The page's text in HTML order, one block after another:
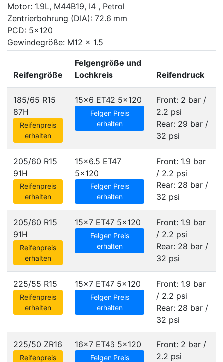
Motor: 1.9L, M44B19, I4 , Petrol
Zentrierbohrung (DIA): 72.6 mm
PCD: 5x120
Gewindegröße: M12 x 1.5
Reifengröße
Felgengröße und
Lochkreis
Reifendruck
185/65 R15
87H
Reifenpreis
erhalten
15x6 ET42 5x120
Felgen Preis
erhalten
Front: 2 bar /
2.2 psi
Rear: 29 bar /
32 psi
205/60 R15
91H
Reifenpreis
erhalten
15x6.5 ET47
5x120
Felgen Preis
erhalten
Front: 1.9 bar
/ 2.2 psi
Rear: 28 bar /
32 psi
205/60 R15
91H
Reifenpreis
erhalten
15x7 ET47 5x120
Felgen Preis
erhalten
Front: 1.9 bar
/ 2.2 psi
Rear: 28 bar /
32 psi
225/55 R15
Reifenpreis
erhalten
15x7 ET47 5x120
Felgen Preis
erhalten
Front: 1.9 bar
/ 2.2 psi
Rear: 28 bar /
32 psi
225/50 ZR16
Reifenpreis
16x7 ET46 5x120
Felgen Preis
Front: 2 bar /
2.2 psi